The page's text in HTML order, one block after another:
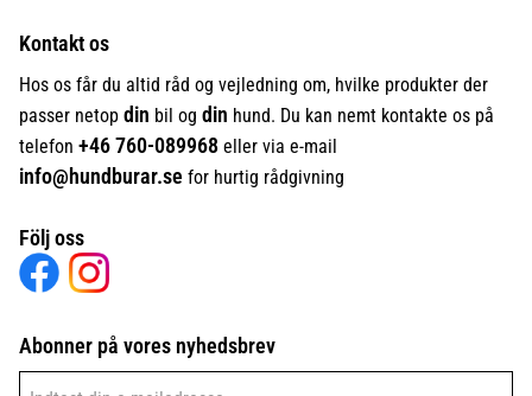
Kontakt os
Hos os får du altid råd og vejledning om, hvilke produkter der
passer netop din bil og din hund. Du kan nemt kontakte os på
telefon +46760-089968 eller via e-mail
info@hundburar.se for hurtig rådgivning
Följ oss
Abonner på vores nyhedsbrev